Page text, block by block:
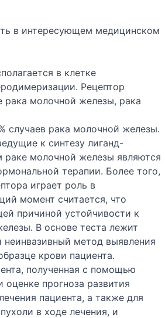
в интересующем медицинском
в клетке
Рецептор
рака молочной железы, рака
случаев рака молочной железы.
к синтезу лиганд-
раке молочной железы являются
терапии. Более того,
играет роль в
момент считается, что
причиной устойчивости к
В основе теста лежит
метод выявления
крови пациента.
полученная с помощью
прогноза развития
пациента, а также для
в ходе лечения, и